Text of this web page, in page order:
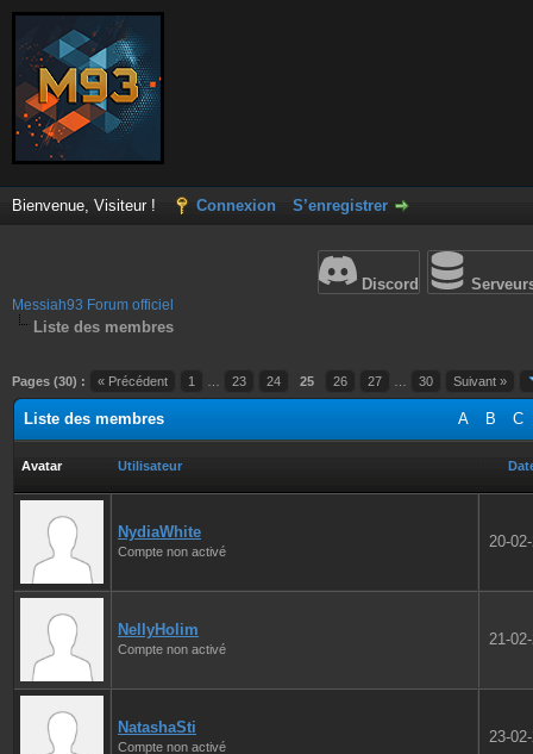
Bienvenue, Visiteur ! Connexion S’enregistrer
Discord
Messiah93 Forum officiel
Liste des membres
Pages (30) : « Précédent 1 23 24 25 26 27 30 Suivant »
A B C
Liste des membres
Avatar Utilisateur
NydiaWhite
Compte non activé
20-
NellyHolim
Compte non activé
21-
NatashaSti
Compte non activé
23-